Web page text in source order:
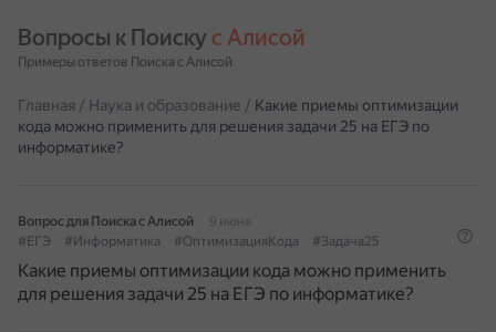
Вопросы к Поиску с Алисой
Примеры ответов Поиска с Алисой
Главная / Наука и образование / Какие приемы оптимизации
кода можно применить для решения задачи 25 на ЕГЭ по
информатике?
Вопрос для Поиска с Алисой
9 июня
#ЕГЭ
#Информатика #ОптимизацияКода #Задача25
Какие приемы оптимизации кода можно применить
для решения задачи 25 на ЕГЭ по информатике?